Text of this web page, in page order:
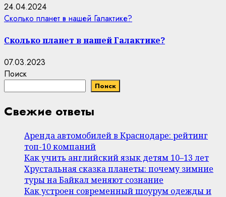
24.04.2024
Сколько планет в нашей Галактике?
Сколько планет в нашей Галактике?
07.03.2023
Поиск
Поиск
Свежие ответы
Аренда автомобилей в Краснодаре: рейтинг
топ-10 компаний
Как учить английский язык детям 10–13 лет
Хрустальная сказка планеты: почему зимние
туры на Байкал меняют сознание
Как устроен современный шоурум одежды и